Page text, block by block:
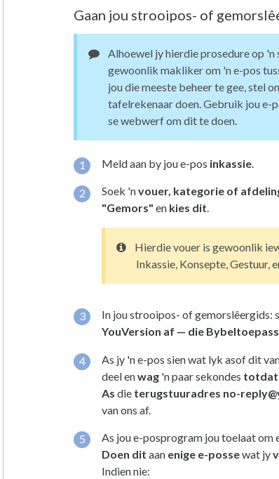
Gaan jou strooipos- of
Alhoewel jy hierdie prosedure op
gewoonlik makliker om 'n e-pos
jou die meeste beheer te gee, stel
tafelrekenaar doen. Gebruik jou e-
se webwerf om dit te doen.
Meld aan by jou e-pos inkassie
Soek 'nvouer, kategorie of
"Gemors" en kies dit.
Hierdie vouer is gewoonlik
Inkassie, Konsepte, Gestuur,
In jou strooipos- of gemorslêergids:
YouVersion af — die
As jy 'n e-pos sien wat lyk asof dit
deel enwag 'n paar sekondes totdat
As die terugstuuradres no-
van ons af.
As jou e-posprogram jou toelaat om
Doen dit aan enige e-possewat jy
Indien nie: